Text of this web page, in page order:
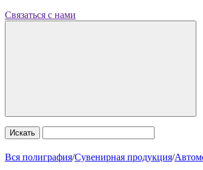
Связаться с нами
Искать
Вся полиграфия/Сувенирная продукция/